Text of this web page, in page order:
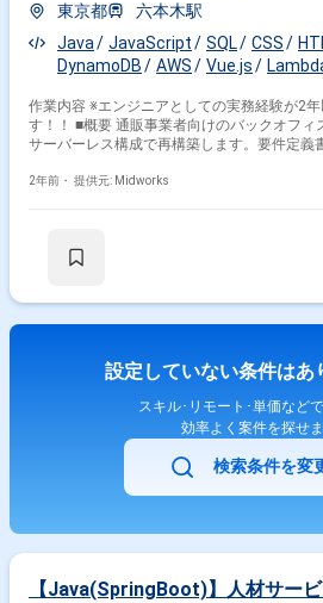
東京都
六本木駅
Java
JavaScript SQL CSS
DynamoDB
AWS Vue.js
作業内容 ※エンジニアとしての実務経験が2
す！！ ■概要 通販事業者向けのバックオフィ
サーバーレス構成で再構築します。要件定義
ます。プロジェクトには5名が関与し、コミ
ーションの開発 ・AWSを活用したサーバー
2年前・ 提供元: Midworks
設定していない条件はあ
スキル･リモート･単価などで
効率よく案件を探せま
検索条件を変
【Java(SpringBoot)】人材サー